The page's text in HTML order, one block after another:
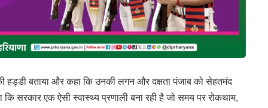
हड्डी बताया और कहा कि उनकी लगन और दक्षता पंजाब को सेहतमंद
कि सरकार एक ऐसी स्वास्थ्य प्रणाली बना रही है जो समय पर रोकथाम,